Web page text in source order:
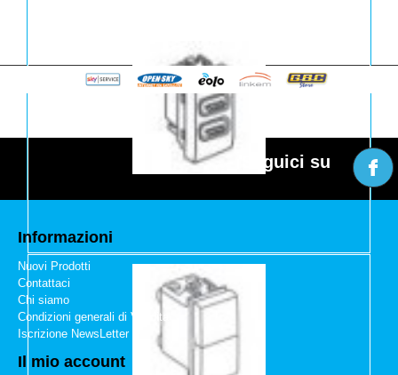
Seguici su
Informazioni
Nuovi Prodotti
Contattaci
Chi siamo
Condizioni generali di Vendita
Iscrizione NewsLetter
Il mio account